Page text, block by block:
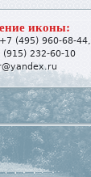
иконы:
+7 (495) 960-68-44,
(915) 232-60-10